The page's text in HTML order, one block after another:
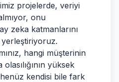
projelerde, veriyi
onu
zeka katmanlarını
hangi müşterinin
yüksek
kendisi bile fark